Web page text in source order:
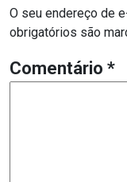
O seu endereço de
obrigatórios são
Comentário *